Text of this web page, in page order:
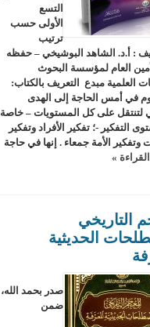
التسع
الأولى حسب
ترتيب
: أ.د. الشاهد البوشيخي – حفظه
العام لمؤسسة البحوث
العلمية مبدع التعريف بالكتاب:
في أمس الحاجة إلى الهدى
لتنتقل على كل المستويات – خاصة
التفكير -؛ تفكير الأفراد وتفكير
وتفكير الأمة جمعاء . إنها في حاجة
»
التاريخي
الحديثية
صدر بحمد الله،
ضمن